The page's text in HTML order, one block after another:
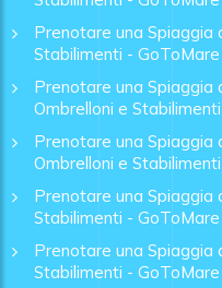
Prenotare una Spiaggia
Stabilimenti - GoToMare
Prenotare una Spiaggia
Ombrelloni e
Prenotare una Spiaggia
Ombrelloni e
Prenotare una Spiaggia
Stabilimenti - GoToMare
Prenotare una Spiaggia
Stabilimenti - GoToMare